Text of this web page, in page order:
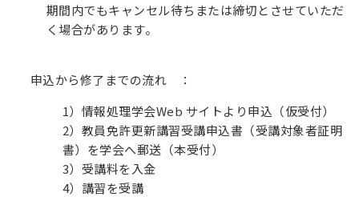
期間内でもキャンセル待ちまたは締切とさせていただ
く場合があります。
申込から修了までの流れ ：
1）情報処理学会Web サイトより申込（仮受付）
2）教員免許更新講習受講申込書（受講対象者証明
書）を学会へ郵送（本受付）
3）受講料を入金
4）講習を受講